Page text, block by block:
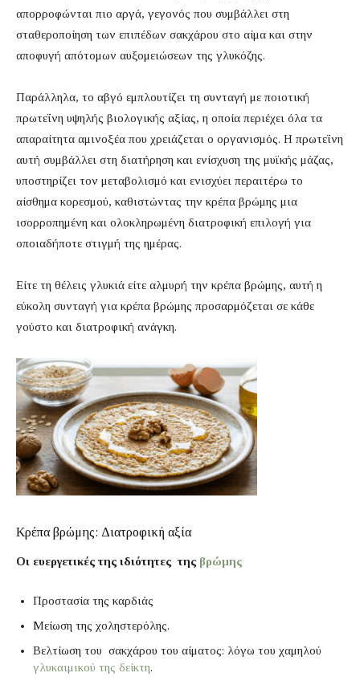
απορροφώνται πιο αργά, γεγονός που συμβάλλει στη
σταθεροποίηση των επιπέδων σακχάρου στο αίμα και στην
αποφυγή απότομων αυξομειώσεων της γλυκόζης.
Παράλληλα, το αβγό εμπλουτίζει τη συνταγή με ποιοτική
πρωτεΐνη υψηλής βιολογικής αξίας, η οποία περιέχει όλα τα
απαραίτητα αμινοξέα που χρειάζεται ο οργανισμός. Η πρωτεΐνη
αυτή συμβάλλει στη διατήρηση και ενίσχυση της μυϊκής μάζας,
υποστηρίζει τον μεταβολισμό και ενισχύει περαιτέρω το
αίσθημα κορεσμού, καθιστώντας την κρέπα βρώμης μια
ισορροπημένη και ολοκληρωμένη διατροφική επιλογή για
οποιαδήποτε στιγμή της ημέρας.
Είτε τη θέλεις γλυκιά είτε αλμυρή την κρέπα βρώμης, αυτή η
εύκολη συνταγή για κρέπα βρώμης προσαρμόζεται σε κάθε
γούστο και διατροφική ανάγκη.
Κρέπα βρώμης: Διατροφική αξία
Οι ευεργετικές της ιδιότητες της βρώμης
Προστασία της καρδιάς
Μείωση της χοληστερόλης.
Βελτίωση του σακχάρου του αίματος: λόγω του χαμηλού
γλυκαιμικού της δείκτη.